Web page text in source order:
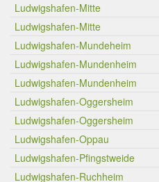
Ludwigshafen-Mitte
Ludwigshafen-Mitte
Ludwigshafen-Mundeheim
Ludwigshafen-Mundenheim
Ludwigshafen-Mundenheim
Ludwigshafen-Oggersheim
Ludwigshafen-Oggersheim
Ludwigshafen-Oppau
Ludwigshafen-Pfingstweide
Ludwigshafen-Ruchheim